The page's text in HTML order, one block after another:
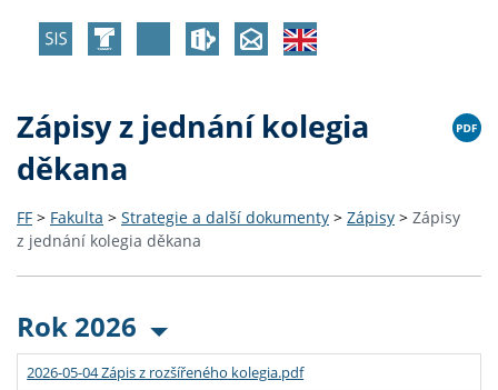
Zápisy z jednání kolegia
děkana
FF > Fakulta > Strategie a další dokumenty > Zápisy > Zápisy
z jednání kolegia děkana
Rok 2026
2026-05-04 Zápis z rozšířeného kolegia.pdf